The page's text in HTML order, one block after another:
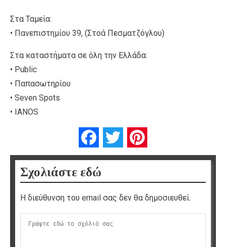
Στα Ταμεία:
• Πανεπιστημίου 39, (Στοά Πεσματζόγλου)
Στα καταστήματα σε όλη την Ελλάδα:
• Public
• Παπασωτηρίου
• Seven Spots
• IANOS
FacebookTwitter
Σχολιάστε εδώ
Η διεύθυνση του email σας δεν θα δημοσιευθεί.